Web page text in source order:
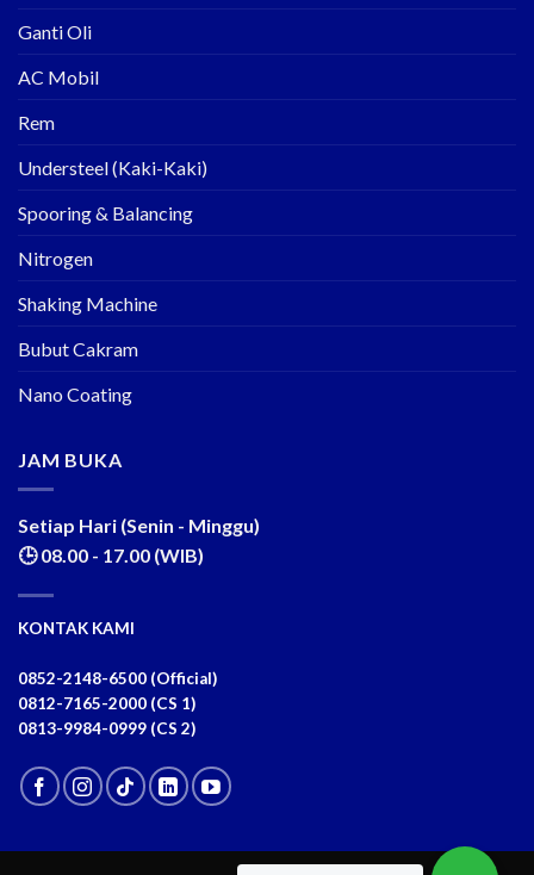
Ganti Oli
AC Mobil
Rem
Understeel (Kaki-Kaki)
Spooring & Balancing
Nitrogen
Shaking Machine
Bubut Cakram
Nano Coating
JAM BUKA
Setiap Hari (Senin - Minggu)
🕒 08.00 - 17.00 (WIB)
KONTAK KAMI
0852-2148-6500 (Official)
0812-7165-2000 (CS 1)
0813-9984-0999 (CS 2)